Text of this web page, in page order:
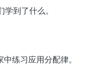
学到了什么。
练习应用分配律。